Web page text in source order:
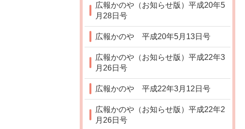
広報かのや（お知らせ版）平成20年5
月28日号
広報かのや 平成20年5月13日号
広報かのや（お知らせ版）平成22年3
月26日号
広報かのや 平成22年3月12日号
広報かのや（お知らせ版）平成22年2
月26日号